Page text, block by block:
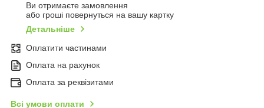
Ви отримаєте замовлення
або гроші повернуться на вашу картку
Детальніше
Оплатити частинами
Оплата на рахунок
Оплата за реквізитами
Всі умови оплати